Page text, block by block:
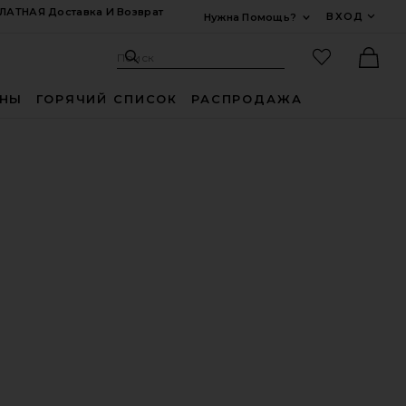
Доставка И Возврат
Нужна Помощь?
ВХОД
Поиск: Site
Поиск
ГОРЯЧИЙ СПИСОК РАСПРОДАЖА